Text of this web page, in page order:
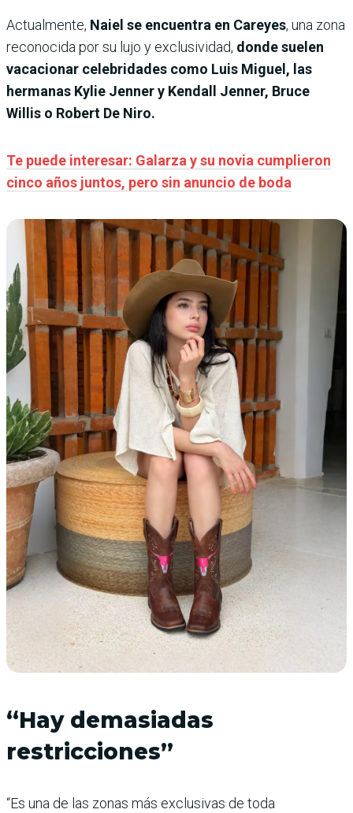
Actualmente, Naiel se encuentra en Careyes, una zona
reconocida por su lujo y exclusividad, donde suelen
vacacionar celebridades como Luis Miguel, las
hermanas Kylie Jenner y Kendall Jenner, Bruce
Willis o Robert De Niro.
Te puede interesar: Galarza y su novia cumplieron
cinco años juntos, pero sin anuncio de boda
“Hay demasiadas
restricciones”
“Es una de las zonas más exclusivas de toda